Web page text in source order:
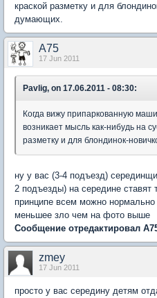
краской разметку и для
думающих.
A75
17 Jun 2011
Pavlig, on 17.06.2011 - 08:30:
Когда вижу припаркованную
возникает мысль как-нибудь на
разметку и для блондинок-
ну у вас (3-4 подъезд)
2 подъезды) на середине ставят
принципе всем можно нормально
меньшее зло чем на фото выше
Сообщение отредактировал
zmey
17 Jun 2011
просто у вас середину детям